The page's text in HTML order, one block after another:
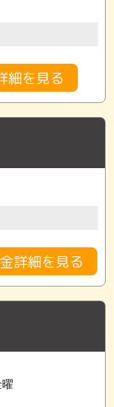
細を見る
詳細を見る